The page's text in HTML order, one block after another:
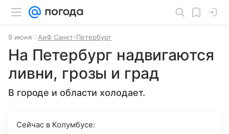
9 июня АиФ Санкт-Петербург
На Петербург надвигаются
ливни, грозы и град
В городе и области холодает.
Сейчас в Колумбусе: